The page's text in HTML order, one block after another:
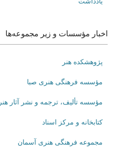
اخبار مؤسسات و زیر مجموعه‌ها
پژوهشکده هنر
مؤسسه فرهنگی هنری صبا
مؤسسه تألیف، ترجمه و نشر آثار هنری
کتابخانه و مرکز اسناد
مجموعه فرهنگی هنری آسمان